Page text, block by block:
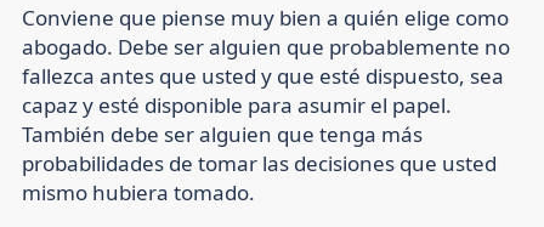
Conviene que piense muy bien a quién elige como
abogado. Debe ser alguien que probablemente no
fallezca antes que usted y que esté dispuesto, sea
capaz y esté disponible para asumir el papel.
También debe ser alguien que tenga más
probabilidades de tomar las decisiones que usted
mismo hubiera tomado.